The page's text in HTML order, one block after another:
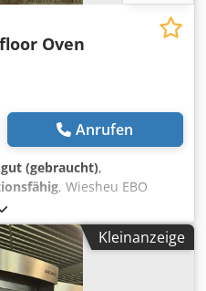
Oven
Anrufen
(gebraucht),
, Wiesheu EBO
64 L 2600-A-
BBADA Dcodpfjp Sr N Rex
Kleinanzeige